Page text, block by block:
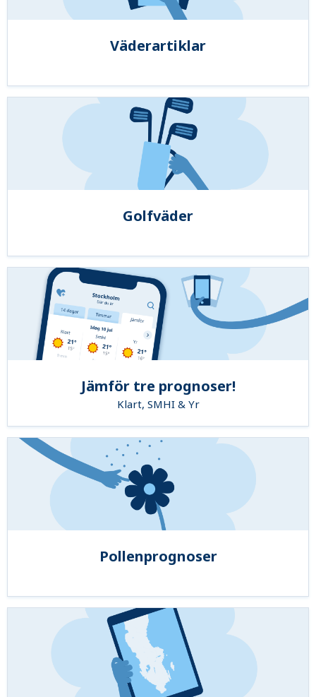
Väderartiklar
Golfväder
Jämför tre prognoser!
Klart, SMHI & Yr
Pollenprognoser